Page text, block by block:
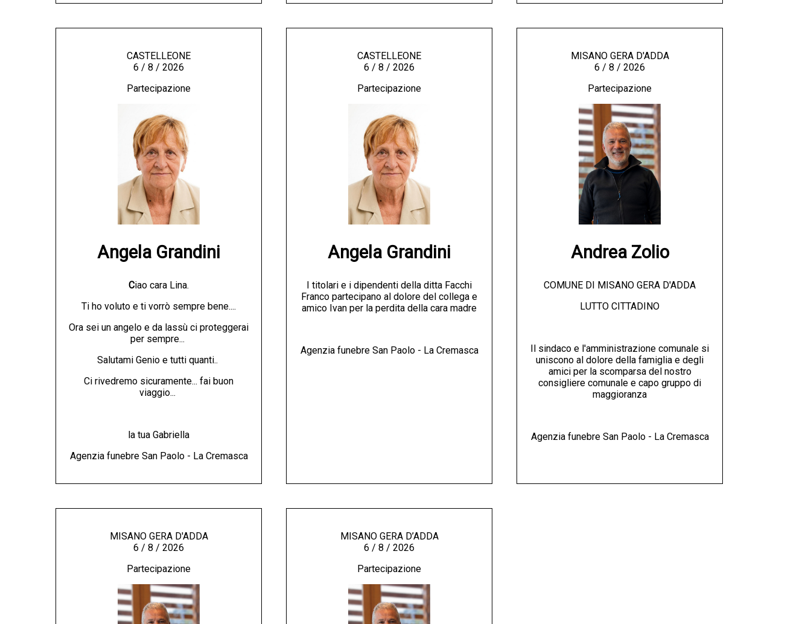
CASTELLEONE
6 / 8 / 2026
Partecipazione
Angela Grandini
Ciao cara Lina.
Ti ho voluto e ti vorrò sempre bene....
Ora sei un angelo e da lassù ci proteggerai
per sempre...
Salutami Genio e tutti quanti..
Ci rivedremo sicuramente... fai buon
viaggio...
la tua Gabriella
Agenzia funebre San Paolo - La Cremasca
CASTELLEONE
6 / 8 / 2026
Partecipazione
Angela Grandini
I titolari e i dipendenti della ditta Facchi
Franco partecipano al dolore del collega e
amico Ivan per la perdita della cara madre
Agenzia funebre San Paolo - La Cremasca
MISANO GERA D'ADDA
6 / 8 / 2026
Partecipazione
Andrea Zolio
COMUNE DI MISANO GERA D'ADDA
LUTTO CITTADINO
Il sindaco e l'amministrazione comunale si
uniscono al dolore della famiglia e degli
amici per la scomparsa del nostro
consigliere comunale e capo gruppo di
maggioranza
Agenzia funebre San Paolo - La Cremasca
MISANO GERA D'ADDA
6 / 8 / 2026
Partecipazione
MISANO GERA D’ADDA
6 / 8 / 2026
Partecipazione